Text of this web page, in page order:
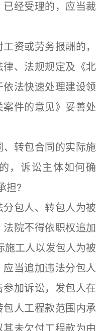
经受理的，应当裁
或劳务报酬的，
、法规规定及《北
法快速处理建设领
件的意见》妥善处
转包合同的实际施
，诉讼主体如何确
担?
包人、转包人为被
院不得依职权追加
施工人以发包人为被
当追加违法分包人
加诉讼，发包人在
人工程款范围内承
未欠付工程款为由